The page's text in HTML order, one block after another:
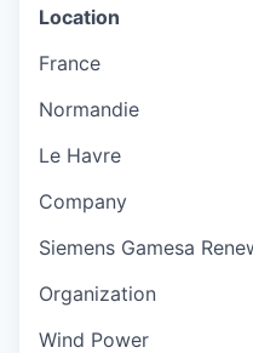
Location
France
Normandie
Le Havre
Company
Siemens Gamesa
Organization
Wind Power